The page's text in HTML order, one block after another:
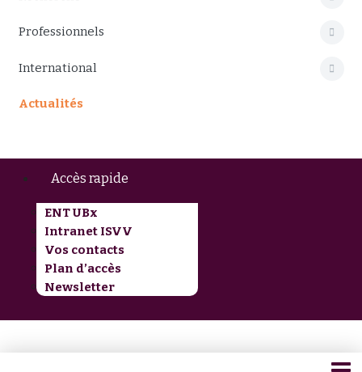
Professionnels
International
Actualités
Accès rapide
ENT UBx
Intranet ISVV
Vos contacts
Plan d’accès
Newsletter